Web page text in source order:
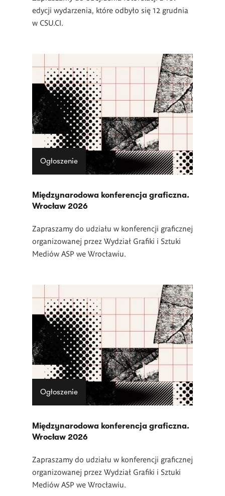
edycji wydarzenia, które odbyło się 12 grudnia
w CSU.CI.
Ogłoszenie
Międzynarodowa konferencja graficzna.
Wrocław 2026
Zapraszamy do udziału w konferencji graficznej
organizowanej przez Wydział Grafiki i Sztuki
Mediów ASP we Wrocławiu.
Ogłoszenie
Międzynarodowa konferencja graficzna.
Wrocław 2026
Zapraszamy do udziału w konferencji graficznej
organizowanej przez Wydział Grafiki i Sztuki
Mediów ASP we Wrocławiu.